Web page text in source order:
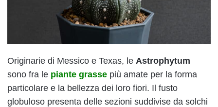
Originarie di Messico e Texas, le Astrophytum
sono fra le piante grasse più amate per la forma
particolare e la bellezza dei loro fiori. Il fusto
globuloso presenta delle sezioni suddivise da solchi